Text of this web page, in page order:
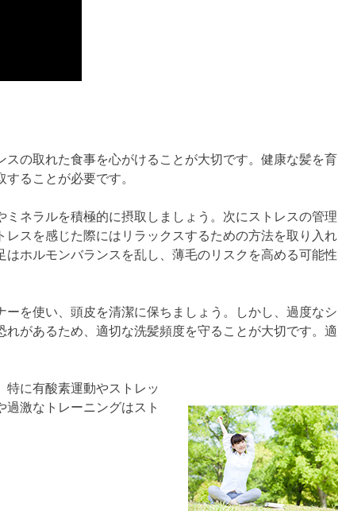
の取れた食事を心がけることが大切です。健康な髪を育
ることが必要です。
ネラルを積極的に摂取しましょう。次にストレスの管理
スを感じた際にはリラックスするための方法を取り入れ
ホルモンバランスを乱し、薄毛のリスクを高める可能性
を使い、頭皮を清潔に保ちましょう。しかし、過度なシ
があるため、適切な洗髪頻度を守ることが大切です。適
特に有酸素運動やストレッ
激なトレーニングはスト